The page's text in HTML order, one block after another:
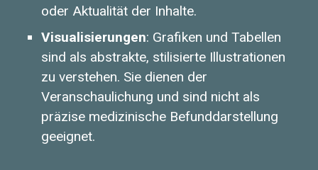
oder Aktualität der Inhalte.
Visualisierungen: Grafiken und Tabellen
sind als abstrakte, stilisierte Illustrationen
zu verstehen. Sie dienen der
Veranschaulichung und sind nicht als
präzise medizinische Befunddarstellung
geeignet.